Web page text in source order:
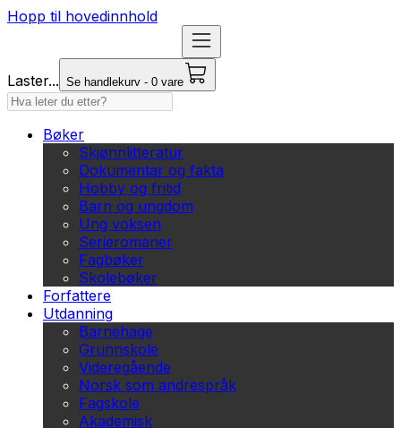
Hopp til hovedinnhold
Laster... Se handlekurv - 0 vare
Bøker
Skjønnlitteratur
Dokumentar og fakta
Hobby og fritid
Barn og ungdom
Ung voksen
Serieromaner
Fagbøker
Skolebøker
Forfattere
Utdanning
Barnehage
Grunnskole
Videregående
Norsk som andrespråk
Fagskole
Akademisk